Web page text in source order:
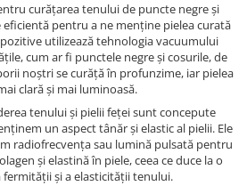
curățarea tenului de puncte negre și
pentru a ne menține pielea curată
utilizează tehnologia vacuumului
cum ar fi punctele negre și cosurile, de
noștri se curăță în profunzime, iar pielea
clară și mai luminoasă.
tenului și pielii feței sunt concepute
un aspect tânăr și elastic al pielii. Ele
radiofrecvența sau lumină pulsată pentru
și elastină în piele, ceea ce duce la o
și a elasticității tenului.